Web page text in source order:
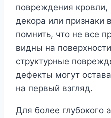
повреждения
декора или признаки
помнить, что не все
видны на
структурные
дефекты могут
на первый взгляд.
Для более глубокого